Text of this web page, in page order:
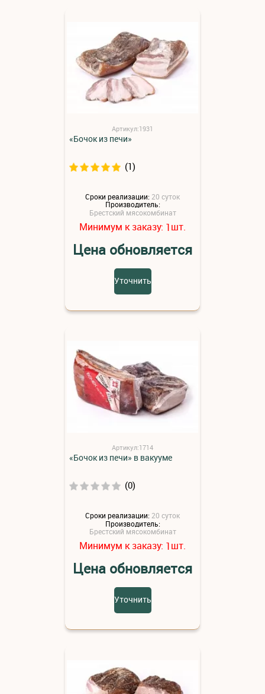
Артикул:1931
«Бочок из печи»
(1)
Сроки реализации: 20 суток
Производитель:
Брестский мясокомбинат
Минимум к заказу: 1шт.
Цена обновляется
Уточнить
Артикул:1714
«Бочок из печи» в вакууме
(0)
Сроки реализации: 20 суток
Производитель:
Брестский мясокомбинат
Минимум к заказу: 1шт.
Цена обновляется
Уточнить